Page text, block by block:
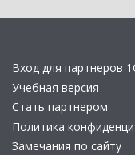
Вход для партнеров
Учебная версия
Стать партнером
Политика
Замечания по сайту